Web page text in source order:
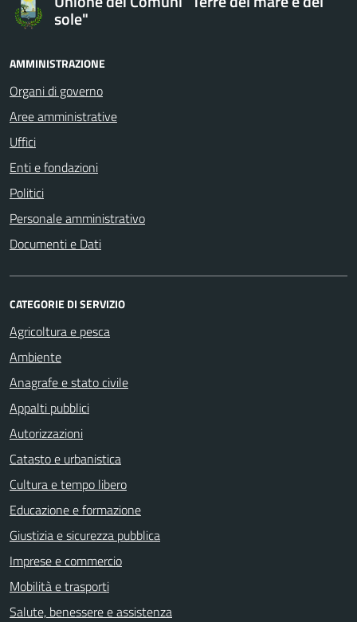
sole"
AMMINISTRAZIONE
Organi di governo
Aree amministrative
Uffici
Enti e fondazioni
Politici
Personale amministrativo
Documenti e Dati
CATEGORIE DI SERVIZIO
Agricoltura e pesca
Ambiente
Anagrafe e stato civile
Appalti pubblici
Autorizzazioni
Catasto e urbanistica
Cultura e tempo libero
Educazione e formazione
Giustizia e sicurezza pubblica
Imprese e commercio
Mobilità e trasporti
Salute, benessere e assistenza